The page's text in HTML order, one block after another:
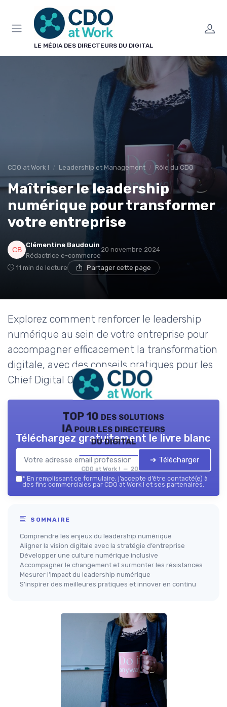
LE MÉDIA DES DIRECTEURS DU DIGITAL
CDO at Work ! Leadership et Management Rôle du CDO
Maîtriser le leadership
numérique pour transformer
votre entreprise
Clémentine Baudouin
Rédactrice e-commerce
20 novembre 2024
11 min de lecture Partager cette page
Explorez comment renforcer le leadership
numérique au sein de votre entreprise pour
accompagner efficacement la transformation
digitale, avec des conseils pratiques pour les
Chief Digital Officers.
TOP 10 des solutions
IA pour les directeurs
du digital
CDO at Work ! — 2026
Téléchargez gratuitement le livre blanc
➔ Télécharger
* En remplissant ce formulaire, j’accepte d’être contacté(e) à
des fins commerciales par CDO at Work ! et ses partenaires.
SOMMAIRE
Comprendre les enjeux du leadership numérique
Aligner la vision digitale avec la stratégie d’entreprise
Développer une culture numérique inclusive
Accompagner le changement et surmonter les résistances
Mesurer l’impact du leadership numérique
S’inspirer des meilleures pratiques et innover en continu
Panneau de gestion des cookies